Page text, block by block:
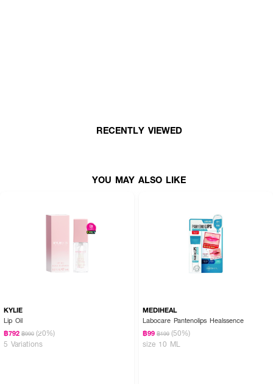
RECENTLY VIEWED
YOU MAY ALSO LIKE
KYLIE
Lip Oil
฿792 ฿990 (20%)
5 Variations
MEDIHEAL
Labocare Pantenolips Healssence
฿99 ฿199 (50%)
size 10 ML